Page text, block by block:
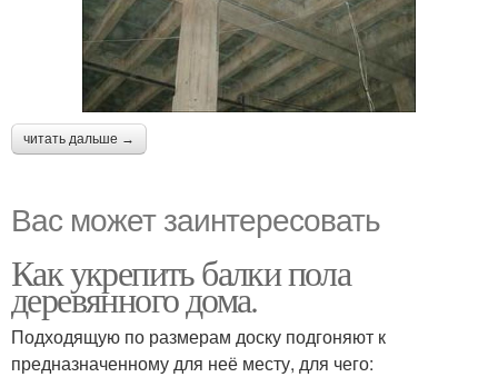
читать дальше →
Вас может заинтересовать
Как укрепить балки пола
деревянного дома.
Подходящую по размерам доску подгоняют к
предназначенному для неё месту, для чего: